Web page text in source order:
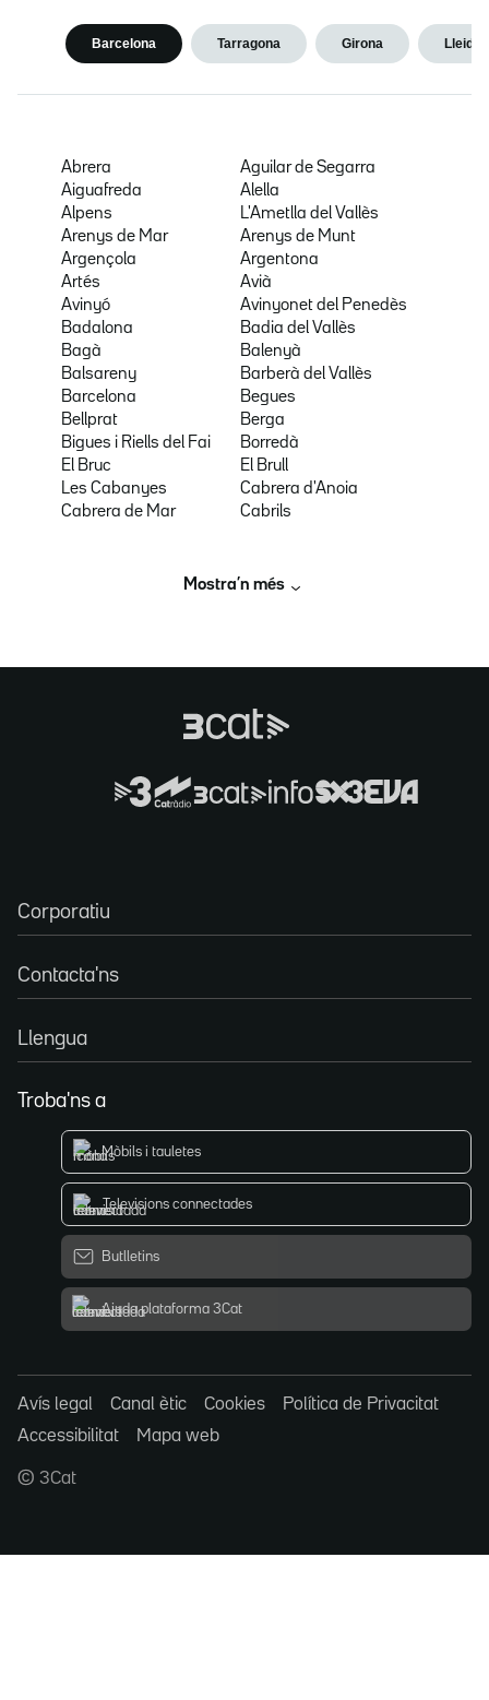
Barcelona Tarragona Girona Lleida
Abrera
Aguilar de Segarra
Aiguafreda
Alella
Alpens
L'Ametlla del Vallès
Arenys de Mar
Arenys de Munt
Argençola
Argentona
Artés
Avià
Avinyó
Avinyonet del Penedès
Badalona
Badia del Vallès
Bagà
Balenyà
Balsareny
Barberà del Vallès
Barcelona
Begues
Bellprat
Berga
Bigues i Riells del Fai
Borredà
El Bruc
El Brull
Les Cabanyes
Cabrera d'Anoia
Cabrera de Mar
Cabrils
Mostra’n més
Corporatiu
Contacta'ns
Llengua
Troba'ns a
Mòbils i tauletes
Televisions connectades
Butlletins
Ajuda plataforma 3Cat
Avís legal Canal ètic Cookies
Política de Privacitat
Accessibilitat
Mapa web
© 3Cat